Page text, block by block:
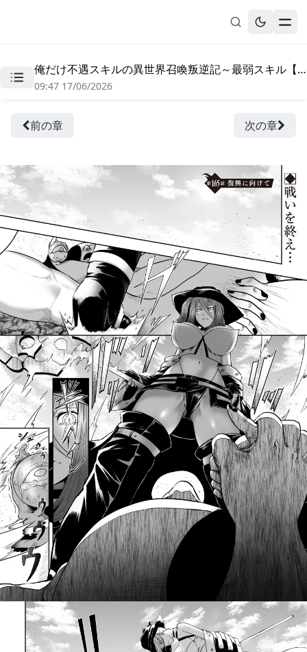
無料漫画
履歴
俺だけ不遇スキルの異世界召喚叛逆記～最弱スキル【吸収】が全てを飲み込むまで～ - 第165話
09:47 17/06/2026
前の章 次の章